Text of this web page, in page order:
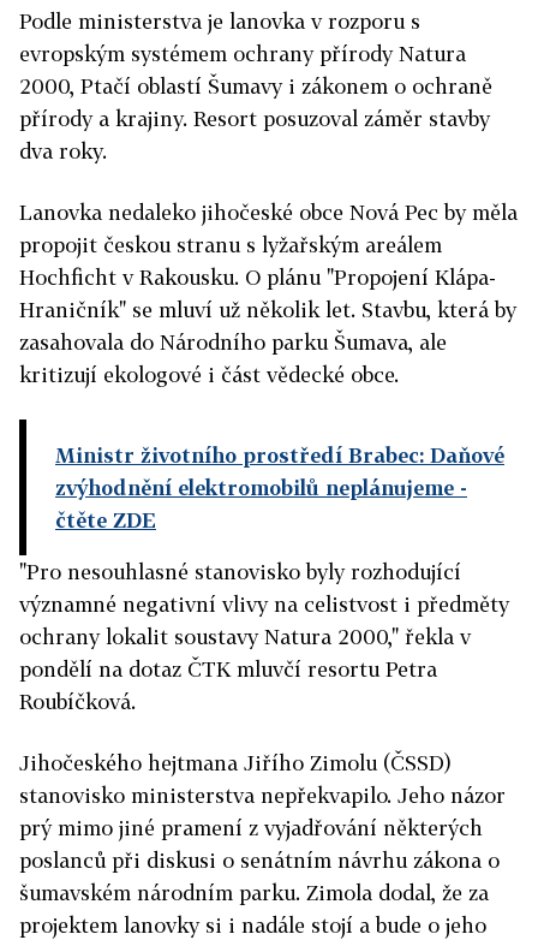
Podle ministerstva je lanovka v rozporu s
evropským systémem ochrany přírody Natura
2000, Ptačí oblastí Šumavy i zákonem o ochraně
přírody a krajiny. Resort posuzoval záměr stavby
dva roky.
Lanovka nedaleko jihočeské obce Nová Pec by měla
propojit českou stranu s lyžařským areálem
Hochficht v Rakousku. O plánu "Propojení Klápa-
Hraničník" se mluví už několik let. Stavbu, která by
zasahovala do Národního parku Šumava, ale
kritizují ekologové i část vědecké obce.
Ministr životního prostředí Brabec: Daňové
zvýhodnění elektromobilů neplánujeme -
čtěte ZDE
"Pro nesouhlasné stanovisko byly rozhodující
významné negativní vlivy na celistvost i předměty
ochrany lokalit soustavy Natura 2000," řekla v
pondělí na dotaz ČTK mluvčí resortu Petra
Roubíčková.
Jihočeského hejtmana Jiřího Zimolu (ČSSD)
stanovisko ministerstva nepřekvapilo. Jeho názor
prý mimo jiné pramení z vyjadřování některých
poslanců při diskusi o senátním návrhu zákona o
šumavském národním parku. Zimola dodal, že za
projektem lanovky si i nadále stojí a bude o jeho